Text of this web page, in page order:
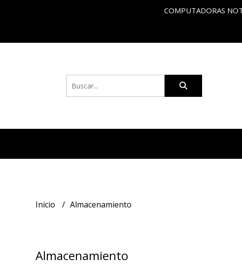
COMPUTADORAS
Inicio Almacenamiento
Almacenamiento